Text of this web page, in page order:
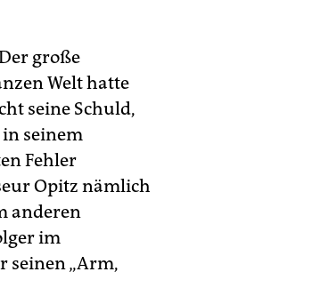
große
Welt hatte
seine Schuld,
seinem
Fehler
Opitz nämlich
anderen
im
seinen „Arm,